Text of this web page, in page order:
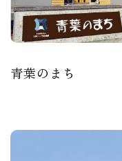
青葉のまち